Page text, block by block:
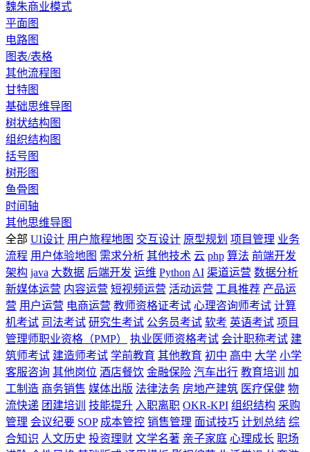
魏朱商业模式
平面图
电路图
图表/表格
其他流程图
甘特图
基础思维导图
树状结构图
组织结构图
括号图
树形图
鱼骨图
时间轴
其他思维导图
全部 UI设计 用户旅程地图 交互设计 原型规划 项目管理 业务
流程 用户体验地图 需求分析 其他技术 云 php 算法 前端开发
架构 java 大数据 后端开发 运维 Python AI 渠道运营 数据分析
新媒体运营 内容运营 短视频运营 活动运营 工具推荐 产品运
营 用户运营 电商运营 教师资格证考试 心理咨询师考试 计算
机考试 司法考试 研究生考试 公务员考试 软考 英语考试 项目
管理师职业资格（PMP）
执业医师资格考试 会计职称考试 建
筑师考试 建造师考试 学前教育 其他教育 初中 高中 大学 小学
客服咨询 其他岗位 酒店餐饮 金融保险 汽车出行 教育培训
加
工制造 商务销售 媒体出版 法律法务 房地产建筑 医疗保健 物
流快递 团建培训 技能提升 入职离职 OKR-KPI 组织结构 采购
管理 会议纪要 SOP 成本管控 销售管理 面试技巧 计划总结 综
合知识 人文历史 投资理财 文学名著 亲子家庭 心理成长 职场